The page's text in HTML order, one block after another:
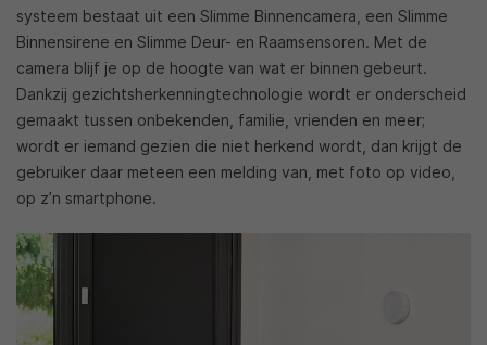
systeem bestaat uit een Slimme Binnencamera, een Slimme
Binnensirene en Slimme Deur- en Raamsensoren. Met de
camera blijf je op de hoogte van wat er binnen gebeurt.
Dankzij gezichtsherkenningtechnologie wordt er onderscheid
gemaakt tussen onbekenden, familie, vrienden en meer;
wordt er iemand gezien die niet herkend wordt, dan krijgt de
gebruiker daar meteen een melding van, met foto op video,
op z’n smartphone.